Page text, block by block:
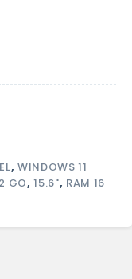
,WINDOWS 11
GO,15.6", RAM 16